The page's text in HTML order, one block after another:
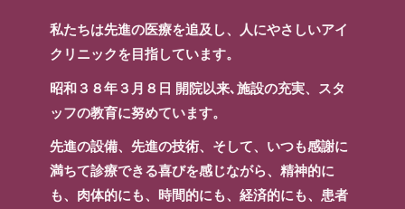
私たちは先進の医療を追及し、人にやさしいアイ
クリニックを目指しています。
昭和３８年３月８日 開院以来､施設の充実、スタ
ッフの教育に努めています。
先進の設備、先進の技術、そして、いつも感謝に
満ちて診療できる喜びを感じながら、精神的に
も、肉体的にも、時間的にも、経済的にも、患者